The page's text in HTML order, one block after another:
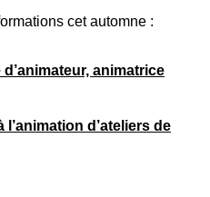
cet automne :
animatrice
d’ateliers de